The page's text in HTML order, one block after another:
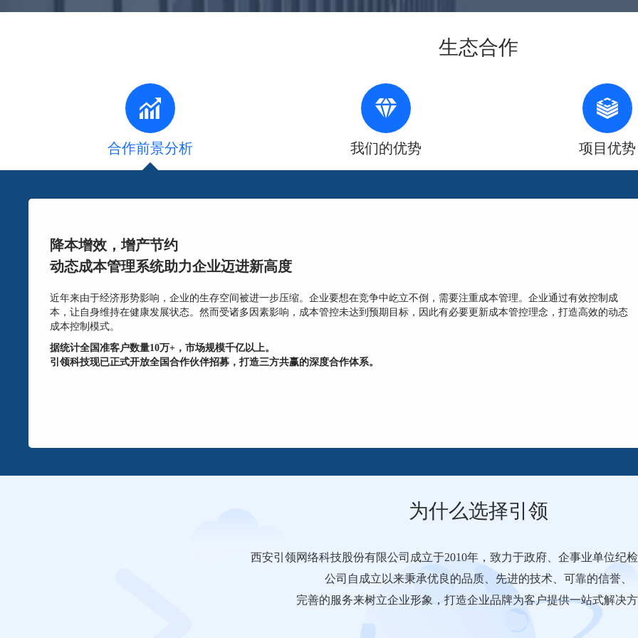
生态合作
合作前景分析 我们的优势 项目优势
降本增效，增产节约
动态成本管理系统助力企业迈进新高度
近年来由于经济形势影响，企业的生存空间被进一步压缩。企业要想在竞争中屹立不倒，需要注重成本管理。企业通过有效控制成
本，让自身维持在健康发展状态。然而受诸多因素影响，成本管控未达到预期目标，因此有必要更新成本管控理念，打造高效的动态
成本控制模式。
据统计全国准客户数量10万+，市场规模千亿以上。
引领科技现已正式开放全国合作伙伴招募，打造三方共赢的深度合作体系。
为什么选择引领
西安引领网络科技股份有限公司成立于2010年，致力于政府、企事业单位纪
公司自成立以来秉承优良的品质、先进的技术、可靠的信誉、
完善的服务来树立企业形象，打造企业品牌为客户提供一站式解决